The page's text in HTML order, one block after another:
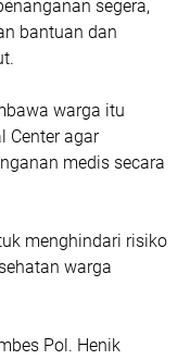
segera,
bantuan dan
warga itu
Center agar
medis secara
menghindari risiko
warga
Pol. Henik